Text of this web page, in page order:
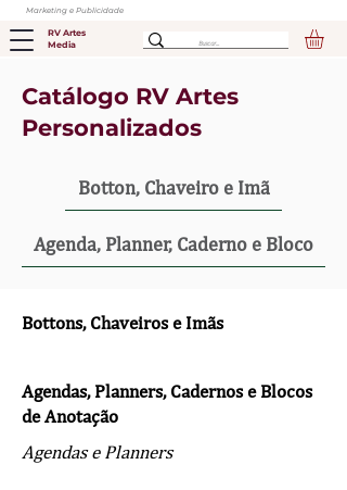
Marketing e Publicidade
RV Artes
Media
Catálogo RV Artes
Personalizados
Botton, Chaveiro e Imã
Agenda, Planner, Caderno e Bloco
Bottons, Chaveiros e Imãs
Agendas, Planners, Cadernos e Blocos
de Anotação
Agendas e Planners